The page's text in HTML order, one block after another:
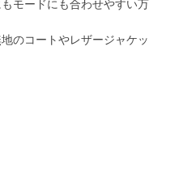
モードにも合わせやすい万
のコートやレザージャケッ